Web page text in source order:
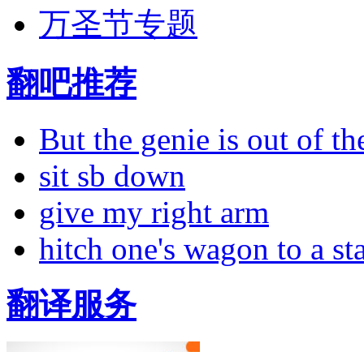
万圣节专题
翻吧推荐
But the genie is out of
sit sb down
give my right arm
hitch one's wagon to a
翻译服务